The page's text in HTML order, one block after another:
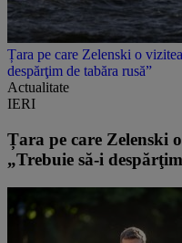
Țara pe care Zelenski o
despărţim de tabăra rusă”
Actualitate
IERI
Țara pe care Zelenski
„Trebuie să-i